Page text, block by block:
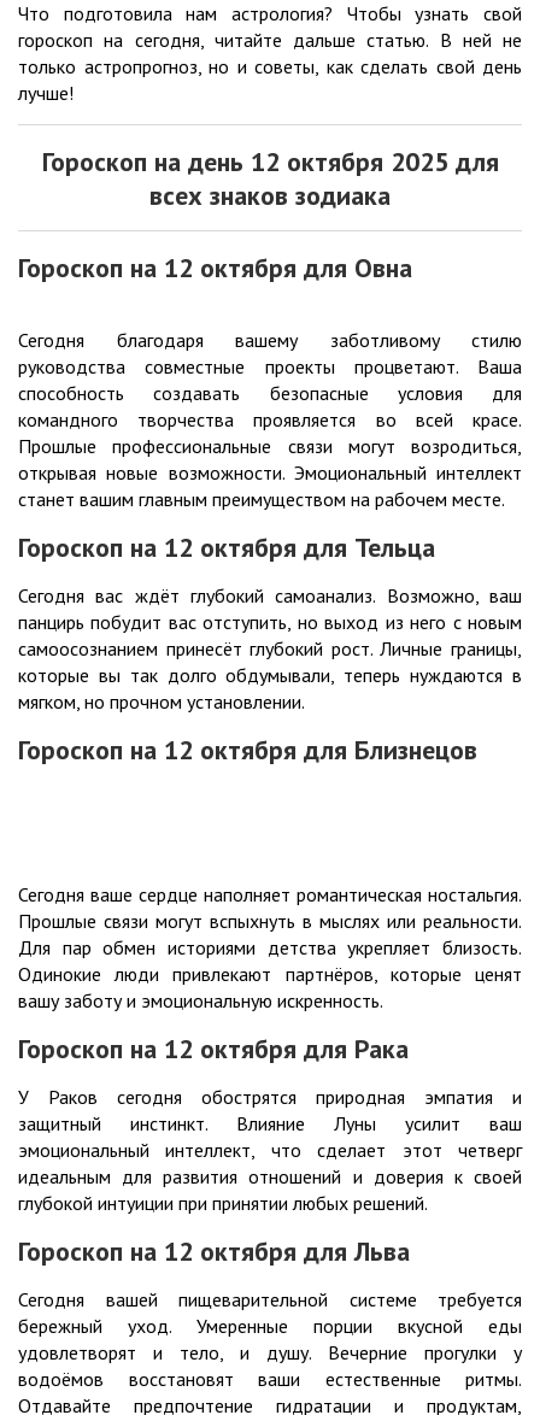
Что подготовила нам астрология? Чтобы узнать свой
гороскоп на сегодня, читайте дальше статью. В ней не
только астропрогноз, но и советы, как сделать свой день
лучше!
Гороскоп на день 12 октября 2025 для
всех знаков зодиака
Гороскоп на 12 октября для Овна
Сегодня благодаря вашему заботливому стилю
руководства совместные проекты процветают. Ваша
способность создавать безопасные условия для
командного творчества проявляется во всей красе.
Прошлые профессиональные связи могут возродиться,
открывая новые возможности. Эмоциональный интеллект
станет вашим главным преимуществом на рабочем месте.
Гороскоп на 12 октября для Тельца
Сегодня вас ждёт глубокий самоанализ. Возможно, ваш
панцирь побудит вас отступить, но выход из него с новым
самоосознанием принесёт глубокий рост. Личные границы,
которые вы так долго обдумывали, теперь нуждаются в
мягком, но прочном установлении.
Гороскоп на 12 октября для Близнецов
Сегодня ваше сердце наполняет романтическая ностальгия.
Прошлые связи могут вспыхнуть в мыслях или реальности.
Для пар обмен историями детства укрепляет близость.
Одинокие люди привлекают партнёров, которые ценят
вашу заботу и эмоциональную искренность.
Гороскоп на 12 октября для Рака
У Раков сегодня обострятся природная эмпатия и
защитный инстинкт. Влияние Луны усилит ваш
эмоциональный интеллект, что сделает этот четверг
идеальным для развития отношений и доверия к своей
глубокой интуиции при принятии любых решений.
Гороскоп на 12 октября для Льва
Сегодня вашей пищеварительной системе требуется
бережный уход. Умеренные порции вкусной еды
удовлетворят и тело, и душу. Вечерние прогулки у
водоёмов восстановят ваши естественные ритмы.
Отдавайте предпочтение гидратации и продуктам,